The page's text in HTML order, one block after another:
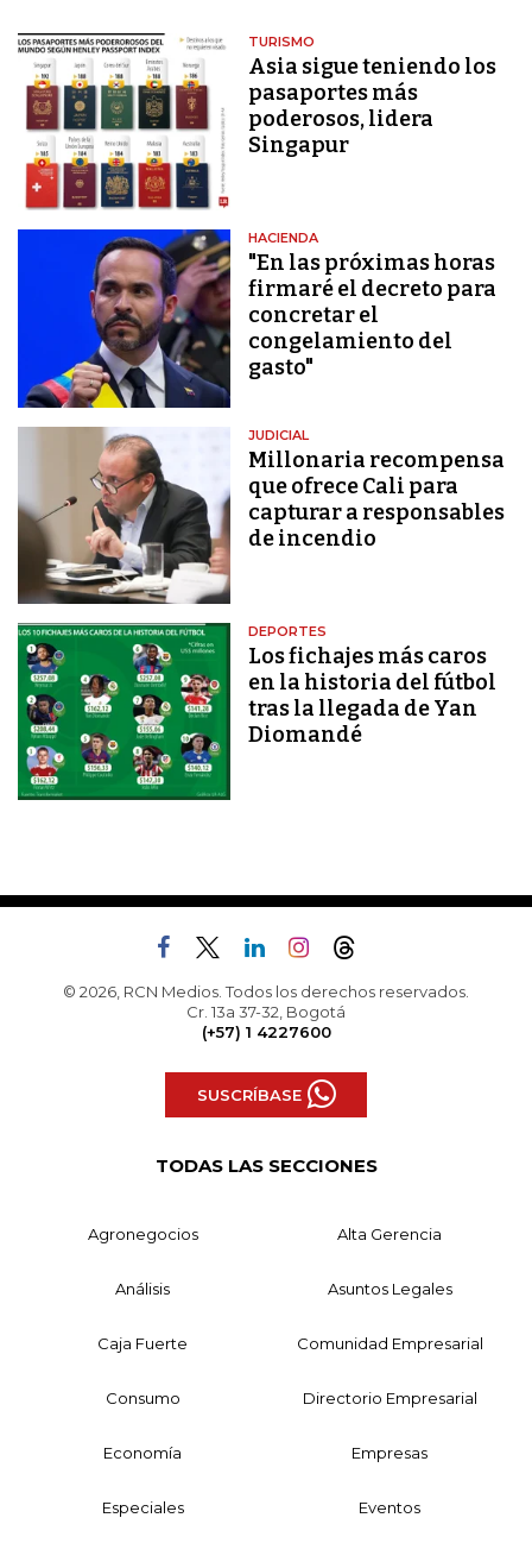
TURISMO
Asia sigue teniendo los
pasaportes más
poderosos, lidera
Singapur
HACIENDA
"En las próximas horas
firmaré el decreto para
concretar el
congelamiento del
gasto"
JUDICIAL
Millonaria recompensa
que ofrece Cali para
capturar a responsables
de incendio
DEPORTES
Los fichajes más caros
en la historia del fútbol
tras la llegada de Yan
Diomandé
© 2026, RCN Medios. Todos los derechos reservados.
Cr. 13a 37-32, Bogotá
(+57) 1 4227600
SUSCRÍBASE
TODAS LAS SECCIONES
Agronegocios Alta Gerencia
Análisis Asuntos Legales
Caja Fuerte Comunidad Empresarial
Consumo Directorio Empresarial
Economía Empresas
Especiales Eventos